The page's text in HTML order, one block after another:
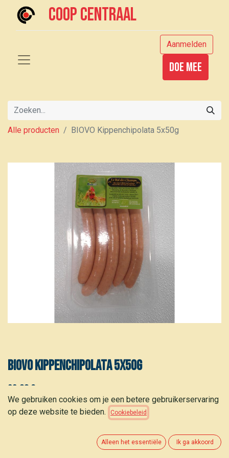
Coop centraal
Aanmelden
Doe mee
Alle producten BIOVO Kippenchipolata 5x50g
BIOVO Kippenchipolata 5x50g
22,00 €
TOEVOEGEN AAN WINKELMANDJE
We gebruiken cookies om je een betere gebruikerservaring
op deze website te bieden.
Cookiebeleid
Alleen het essentiële Ik ga akkoord